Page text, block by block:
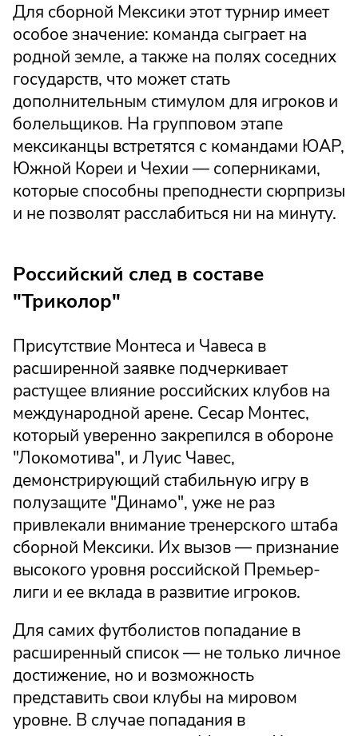
Для сборной Мексики этот турнир имеет
особое значение: команда сыграет на
родной земле, а также на полях соседних
государств, что может стать
дополнительным стимулом для игроков и
болельщиков. На групповом этапе
мексиканцы встретятся с командами ЮАР,
Южной Кореи и Чехии — соперниками,
которые способны преподнести сюрпризы
и не позволят расслабиться ни на минуту.
Российский след в составе
"Триколор"
Присутствие Монтеса и Чавеса в
расширенной заявке подчеркивает
растущее влияние российских клубов на
международной арене. Сесар Монтес,
который уверенно закрепился в обороне
"Локомотива", и Луис Чавес,
демонстрирующий стабильную игру в
полузащите "Динамо", уже не раз
привлекали внимание тренерского штаба
сборной Мексики. Их вызов — признание
высокого уровня российской Премьер-
лиги и ее вклада в развитие игроков.
Для самих футболистов попадание в
расширенный список — не только личное
достижение, но и возможность
представить свои клубы на мировом
уровне. В случае попадания в